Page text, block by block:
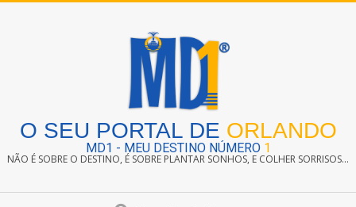
O SEU PORTAL DE ORLANDO
MD1 - MEU DESTINO NÚMERO 1
NÃO É SOBRE O DESTINO, É SOBRE PLANTAR SONHOS, E COLHER SORRISOS...